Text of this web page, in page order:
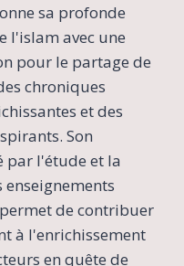
sa profonde
l'islam avec une
pour le partage de
chroniques
et des
Son
par l'étude et la
de contribuer
à l'enrichissement
en quête de